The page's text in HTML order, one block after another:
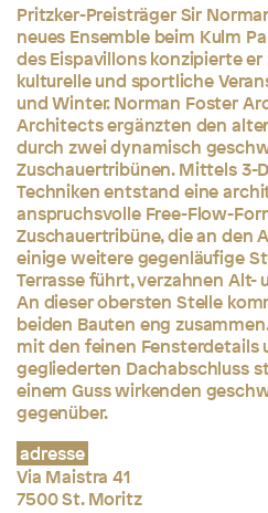
Pritzker-Preisträger Sir
neues Ensemble beim Kulm
des Eispavillons konzipierte
kulturelle und sportliche
und Winter. Norman Foster
Architects ergänzten den
durch zwei dynamisch
Zuschauertribünen. Mittels 3-
Techniken entstand eine
anspruchsvolle Free-Flow-
Zuschauertribüne, die an den
einige weitere gegenläufige
Terrasse führt, verzahnen Alt-
An dieser obersten Stelle
beiden Bauten eng
mit den feinen Fensterdetails
gegliederten Dachabschluss
einem Guss wirkenden
gegenüber.
adresse
Via Maistra 41
7500 St. Moritz